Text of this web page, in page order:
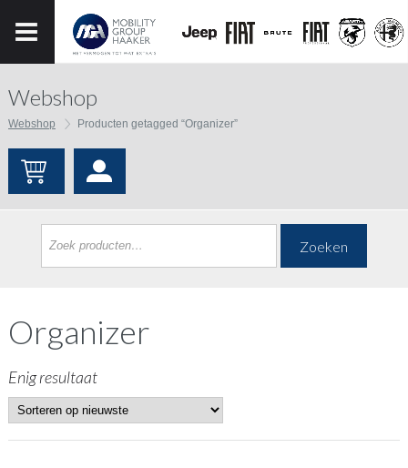
Webshop
Webshop Producten getagged “Organizer”
Zoeken
Organizer
Enig resultaat